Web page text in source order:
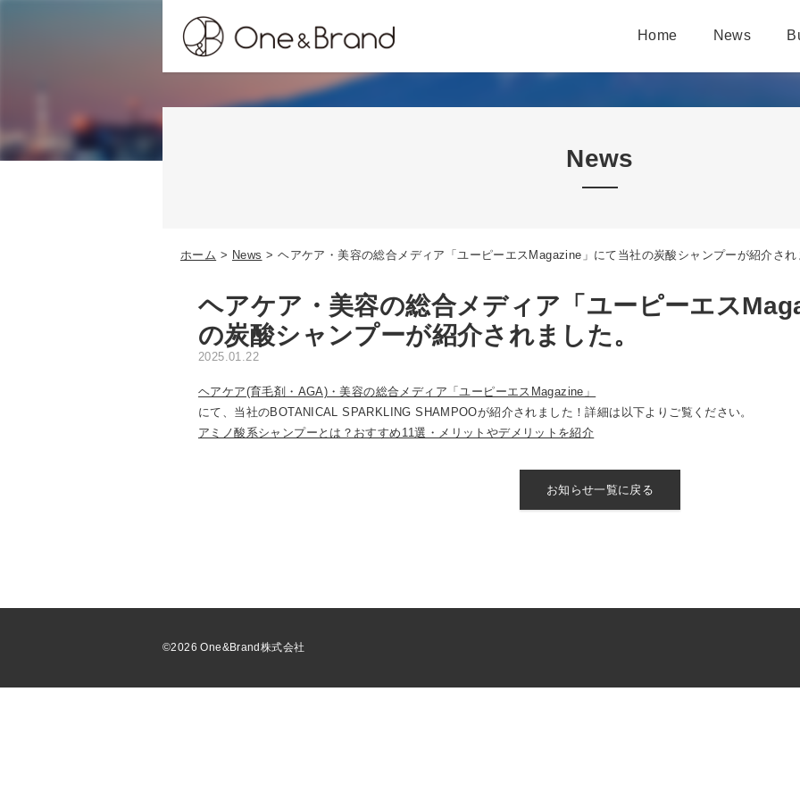
Home News
News
ホーム News ヘアケア・美容の総合メディア「ユーピーエスMagazine」にて当社の炭酸シャンプーが紹介され
ヘアケア・美容の総合メディア「ユーピーエス
の炭酸シャンプーが紹介されました。
2025.01.22
ヘアケア(育毛剤・AGA)・美容の総合メディア「ユーピーエスMagazine」
にて、当社のBOTANICAL SPARKLING SHAMPOOが紹介されました！詳細は以下よりご覧ください。
アミノ酸系シャンプーとは？おすすめ11選・メリットやデメリットを紹介
お知らせ一覧に戻る
©2026 One&Brand株式会社